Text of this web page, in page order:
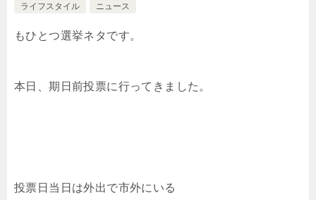
ライフスタイル
ニュース
もひとつ選挙ネタです。
本日、期日前投票に行ってきました。
投票日当日は外出で市外にいる